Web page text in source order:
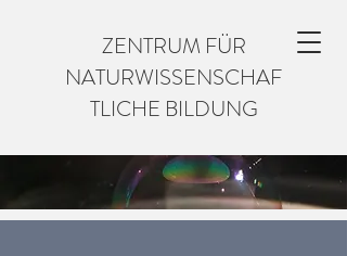
ZENTRUM FÜR
NATURWISSENSCHAF
TLICHE BILDUNG